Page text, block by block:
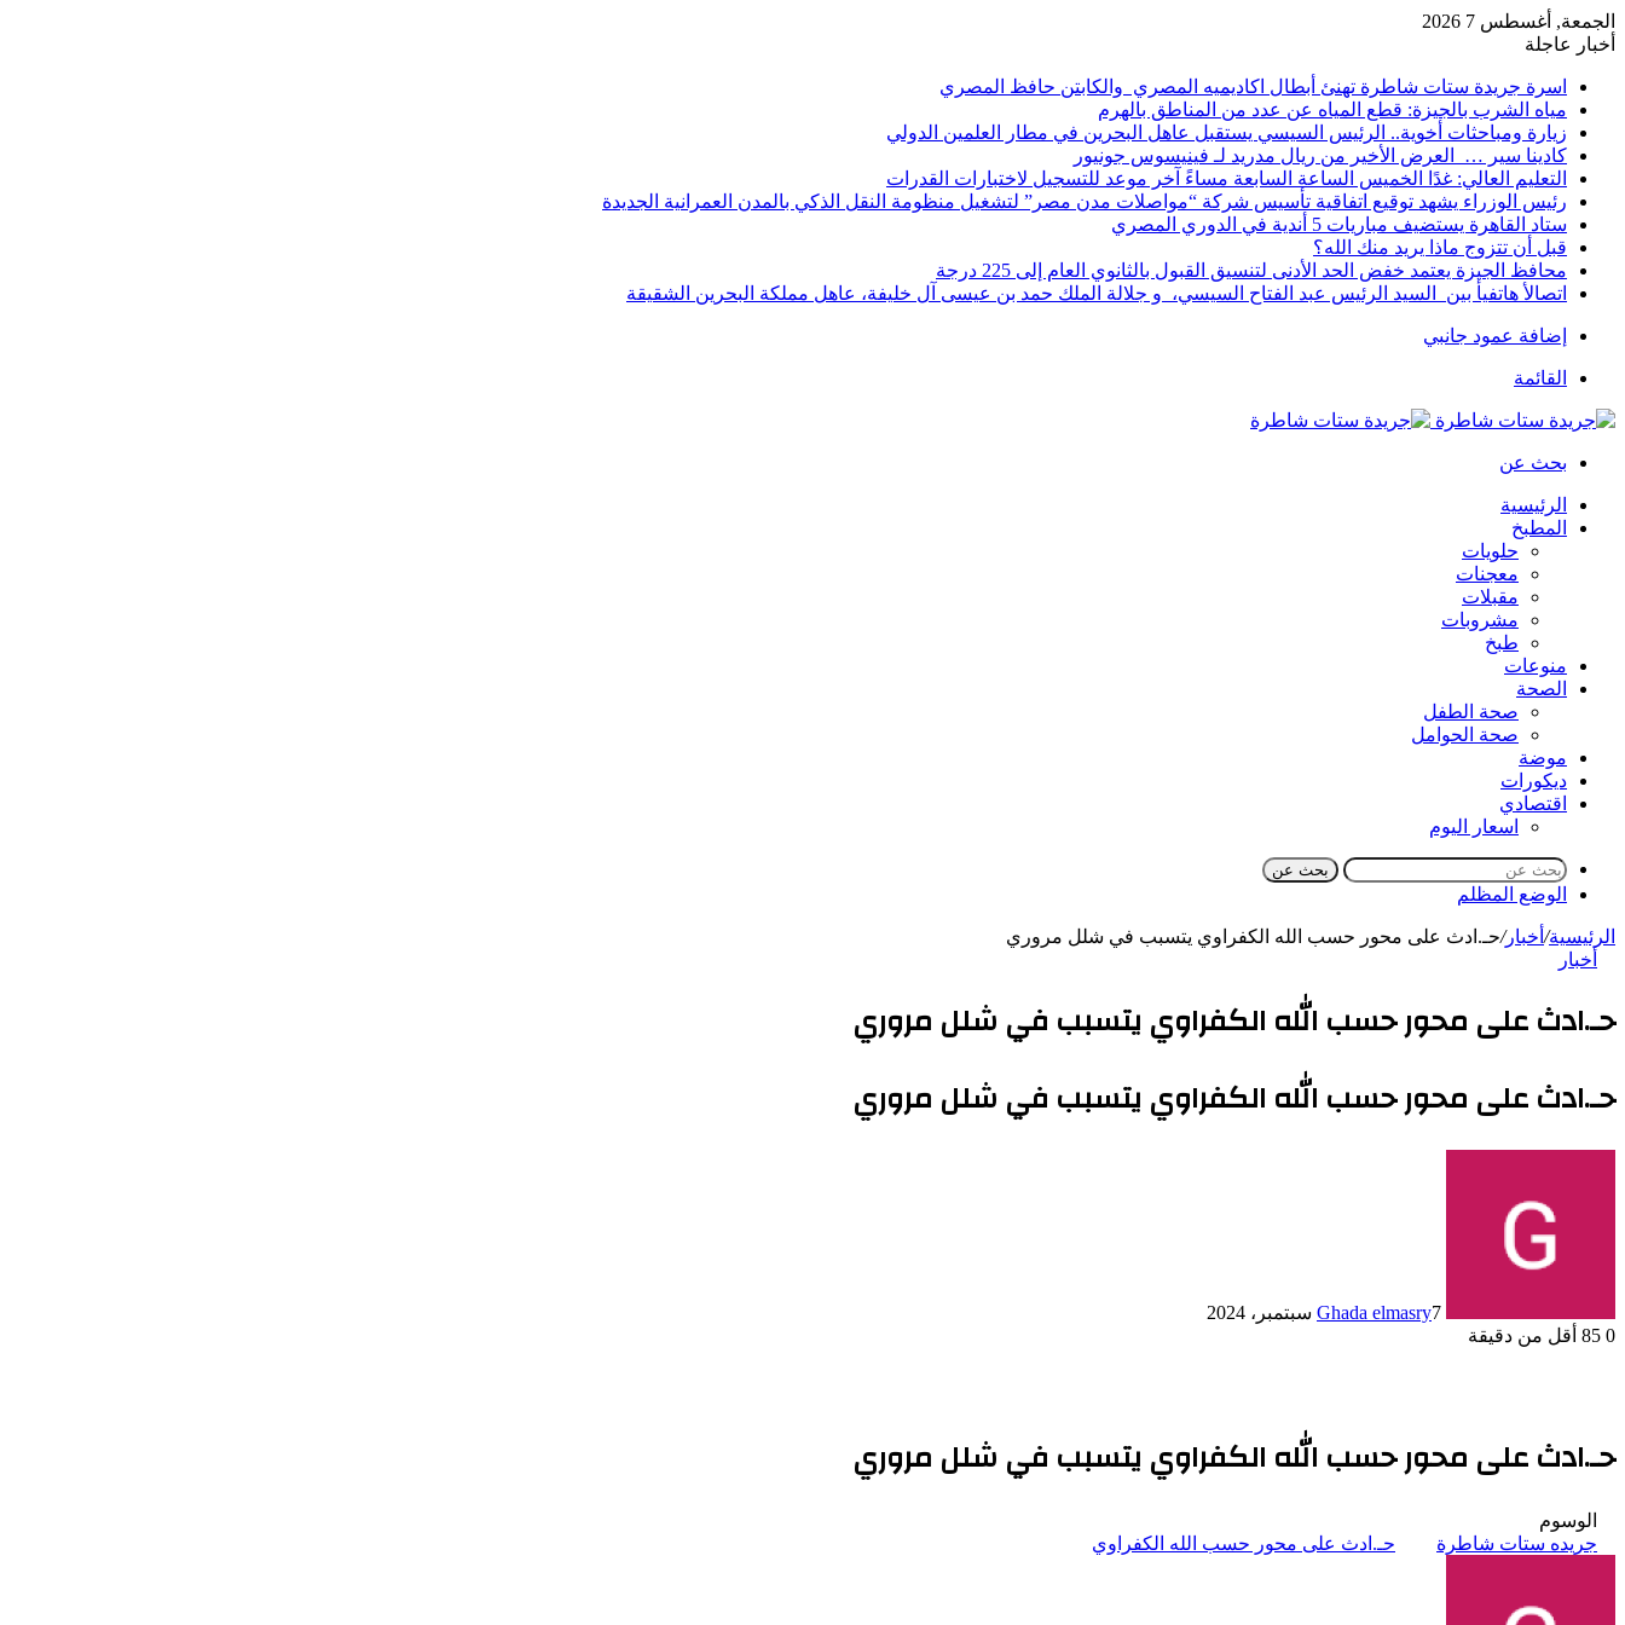
الجمعة, أغسطس 7 2026
أخبار عاجلة
اسرة جريدة ستات شاطرة تهنئ أبطال اكاديميه المصري والكابتن حافظ المصري
مياه الشرب بالجيزة: قطع المياه عن عدد من المناطق بالهرم
زيارة ومباحثات أخوية.. الرئيس السيسي يستقبل عاهل البحرين في مطار العلمين الدولي
كادينا سير … العرض الأخير من ريال مدريد لـ فينيسوس جونيور
التعليم العالي: غدًا الخميس الساعة السابعة مساءً آخر موعد للتسجيل لاختبارات القدرات
رئيس الوزراء يشهد توقيع اتفاقية تأسيس شركة “مواصلات مدن مصر” لتشغيل منظومة النقل الذكي بالمدن العمرانية الجديدة
ستاد القاهرة يستضيف مباريات 5 أندية في الدوري المصري
قبل أن تتزوج ماذا يريد منك الله؟
محافظ الجيزة يعتمد خفض الحد الأدنى لتنسيق القبول بالثانوي العام إلى 225 درجة
اتصالأ هاتفيأ بين السيد الرئيس عبد الفتاح السيسي، و جلالة الملك حمد بن عيسى آل خليفة، عاهل مملكة البحرين الشقيقة
إضافة عمود جانبي
القائمة
بحث عن
الرئيسية
المطبخ
حلويات
معجنات
مقبلات
مشروبات
طبخ
منوعات
الصحة
صحة الطفل
صحة الحوامل
موضة
ديكورات
اقتصادي
اسعار اليوم
بحث عن
الوضع المظلم
الرئيسية/ أخبار/حـ.ادث على محور حسب الله الكفراوي يتسبب في شلل مروري
أخبار
حـ.ادث على محور حسب الله الكفراوي يتسبب في شلل مروري
حـ.ادث على محور حسب الله الكفراوي يتسبب في شلل مروري
Ghada elmasry7 سبتمبر، 2024
0
أقل من دقيقة
حـ.ادث على محور حسب الله الكفراوي يتسبب في شلل مروري
الوسوم
جريده ستات شاطرة
حـ.ادث على محور حسب الله الكفراوي